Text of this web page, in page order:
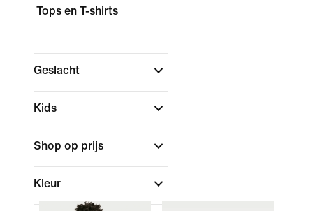
Tops en T-shirts
Geslacht
Kids
Shop op prijs
Kleur